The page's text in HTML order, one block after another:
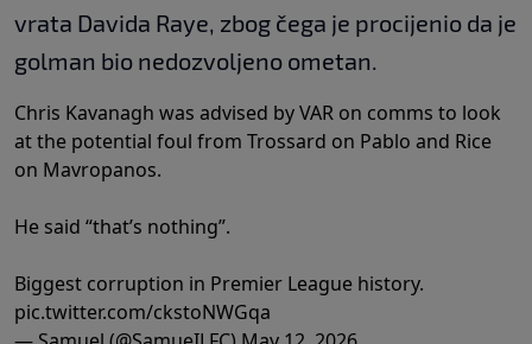
vrata Davida Raye, zbog čega je procijenio da je
golman bio nedozvoljeno ometan.
Chris Kavanagh was advised by VAR on comms to look
at the potential foul from Trossard on Pablo and Rice
on Mavropanos.
He said “that’s nothing”.
Biggest corruption in Premier League history.
pic.twitter.com/ckstoNWGqa